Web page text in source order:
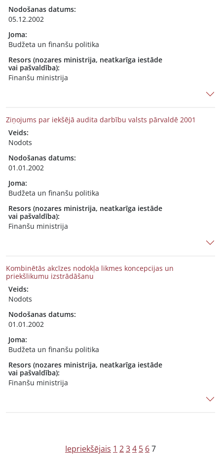
Nodošanas datums:
05.12.2002
Joma:
Budžeta un finanšu politika
Resors (nozares ministrija, neatkarīga iestāde
vai pašvaldība):
Finanšu ministrija
Ziņojums par iekšējā audita darbību valsts pārvaldē 2001
Veids:
Nodots
Nodošanas datums:
01.01.2002
Joma:
Budžeta un finanšu politika
Resors (nozares ministrija, neatkarīga iestāde
vai pašvaldība):
Finanšu ministrija
Kombinētās akcīzes nodokļa likmes koncepcijas un
priekšlikumu izstrādāšanu
Veids:
Nodots
Nodošanas datums:
01.01.2002
Joma:
Budžeta un finanšu politika
Resors (nozares ministrija, neatkarīga iestāde
vai pašvaldība):
Finanšu ministrija
Z
Iepriekšējais 1 234 5 67